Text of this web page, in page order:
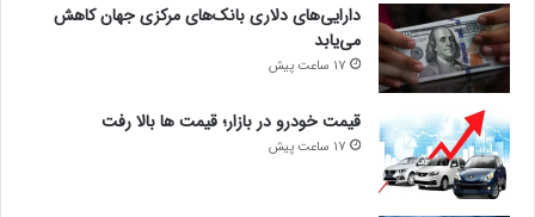
دارایی‌های دلاری بانک‌های مرکزی جهان کاهش
می‌یابد
17 ساعت پیش
قیمت خودرو در بازار؛ قیمت ها بالا رفت
17 ساعت پیش